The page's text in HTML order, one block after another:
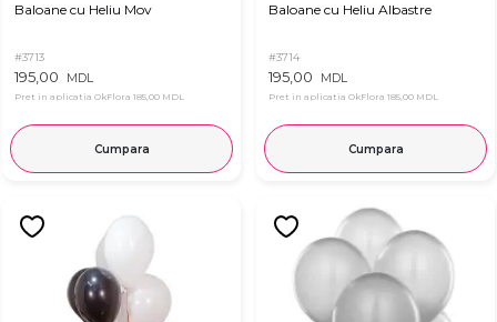
Baloane cu Heliu Mov
#3713
195,00 MDL
Pret in aplicatia OkFlora 185,00 MDL
Cumpara
Baloane cu Heliu Albastre
#3714
195,00 MDL
Pret in aplicatia OkFlora 185,00 MDL
Cumpara